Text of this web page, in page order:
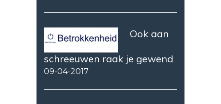
Ook aan
schreeuwen raak je gewend
09-04-2017